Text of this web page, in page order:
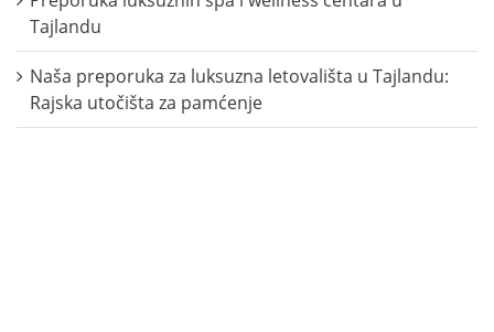
Tajlandu
Naša preporuka za luksuzna letovališta u Tajlandu:
Rajska utočišta za pamćenje